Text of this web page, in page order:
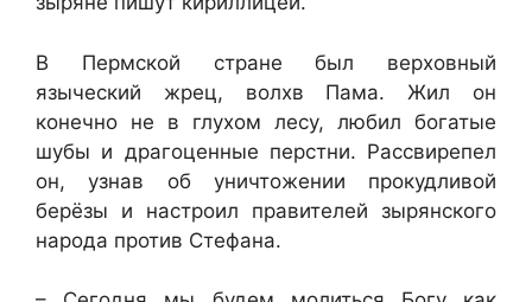
В Пермской стране был верховный
языческий жрец, волхв Пама. Жил он
конечно не в глухом лесу, любил богатые
шубы и драгоценные перстни. Рассвирепел
он, узнав об уничтожении прокудливой
берёзы и настроил правителей зырянского
народа против Стефана.